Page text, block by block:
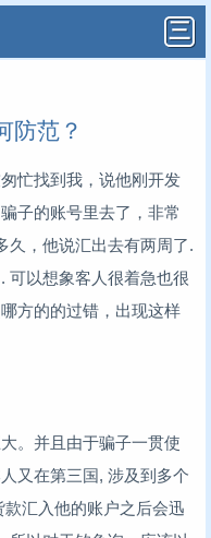
防范？
忙找到我，说他刚开发
子的账号里去了，非常
久，他说汇出去有两周了.
可以想象客人很着急也很
方的的过错，出现这样
。并且由于骗子一贯使
又在第三国, 涉及到多个
汇入他的账户之后会迅